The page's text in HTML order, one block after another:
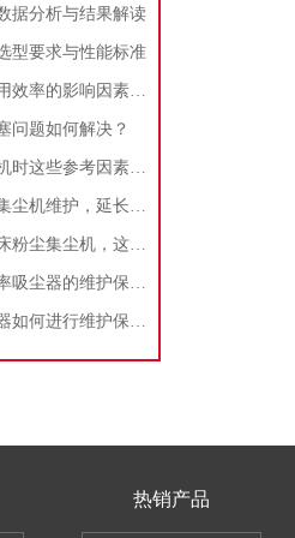
据分析与结果解读
型要求与性能标准
粉尘集尘机使用效率的影响因素及改进措施
问题如何解决？
选购粉尘集尘机时这些参考因素很重要！
优化磨床粉尘集尘机维护，延长设备寿命
要想使用好磨床粉尘集尘机，这些条件可不能少
对于三相大功率吸尘器的维护保养，你了解多少
车间除尘吸尘器如何进行维护保养？
热销产品